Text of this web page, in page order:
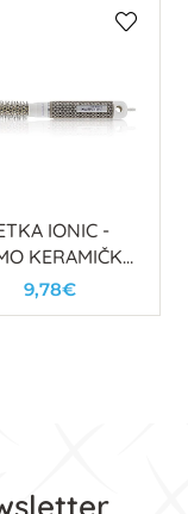
IONIC -
KERAMIČKA
(FI20)
9,78€